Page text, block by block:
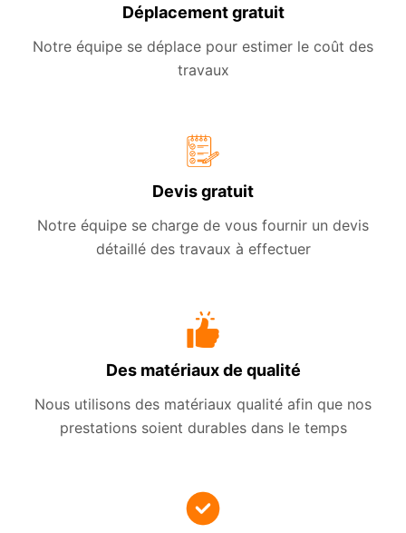
Déplacement gratuit
Notre équipe se déplace pour estimer le coût des
travaux
Devis gratuit
Notre équipe se charge de vous fournir un devis
détaillé des travaux à effectuer
Des matériaux de qualité
Nous utilisons des matériaux qualité afin que nos
prestations soient durables dans le temps